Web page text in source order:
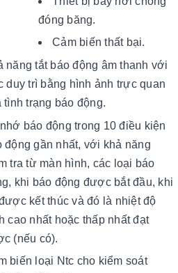
đóng băng.
Cảm biến thất bại.
năng tắt báo động âm thanh với
duy trì bằng hình ảnh trực quan
tình trạng báo động.
báo động trong 10 điều kiện
động gần nhất, với khả năng
tra từ màn hình, các loại báo
khi báo động được bắt đầu, khi
kết thúc và đó là nhiệt độ
cao nhất hoặc thấp nhất đạt
(nếu có).
biến loại Ntc cho kiểm soát